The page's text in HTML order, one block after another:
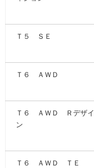
Ｔ５ ＳＥ
Ｔ６ ＡＷＤ
Ｔ６ ＡＷＤ Ｒデザイ
ン
Ｔ６ ＡＷＤ ＴＥ